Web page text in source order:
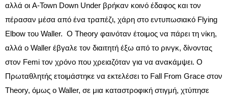
αλλά οι A-Town Down Under βρήκαν κοινό έδαφος και τον
πέρασαν μέσα από ένα τραπέζι, χάρη στο εντυπωσιακό Flying
Elbow του Waller. Ο Theory φαινόταν έτοιμος να πάρει τη νίκη,
αλλά ο Waller έβγαλε τον διαιτητή έξω από το ρινγκ, δίνοντας
στον Femi τον χρόνο που χρειαζόταν για να ανακάμψει. Ο
Πρωταθλητής ετοιμάστηκε να εκτελέσει το Fall From Grace στον
Theory, όμως ο Waller, σε μια καταστροφική στιγμή, χτύπησε